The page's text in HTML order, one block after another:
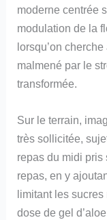
moderne centrée
modulation de la
lorsqu’on
malmené par le
transformée.
Sur le terrain,
très sollicitée,
repas du midi pris
repas, en y
limitant les
dose de gel